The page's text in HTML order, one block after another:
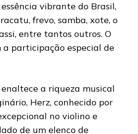
vibrante do Brasil,
frevo, samba, xote, o
entre tantos outros. O
a participação especial de
a riqueza musical
Herz, conhecido por
no violino e
de um elenco de